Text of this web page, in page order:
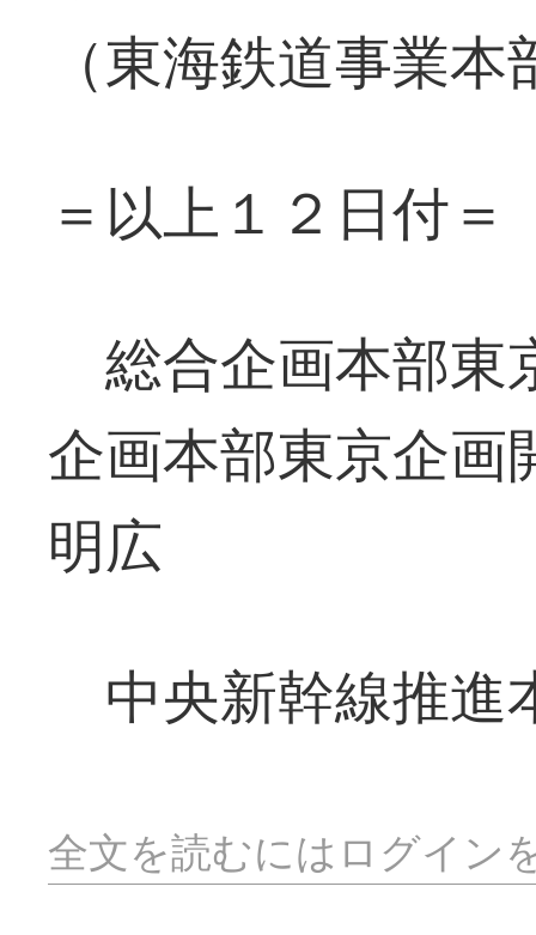
（東海鉄道事業
＝以上１２日付＝
総合企画本部東
企画本部東京企画
明広
中央新幹線推進
全文を読むにはログイン